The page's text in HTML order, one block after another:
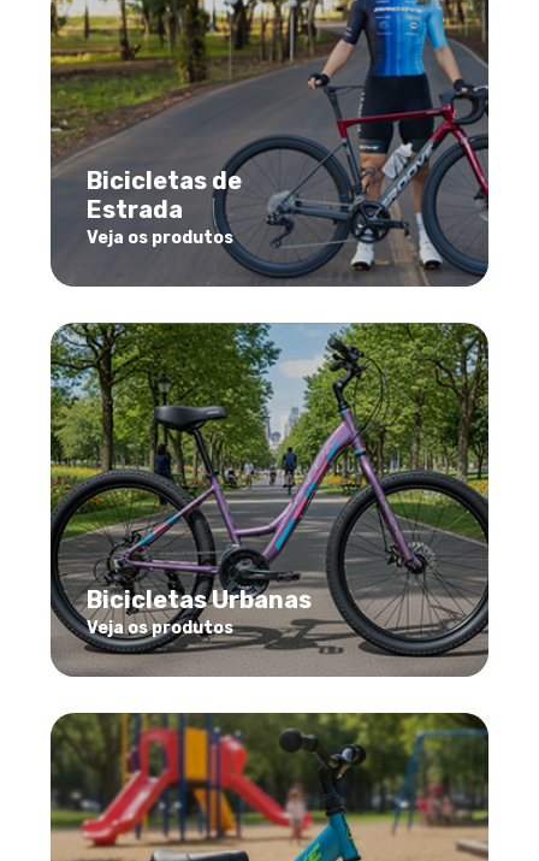
Bicicletas de
Estrada
Veja os produtos
Bicicletas Urbanas
Veja os produtos